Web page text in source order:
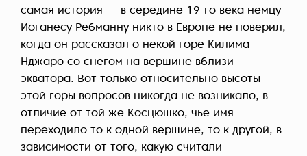
самая история — в середине 19-го века немцу
Иоганесу Ребманну никто в Европе не поверил,
когда он рассказал о некой горе Килима-
Нджаро со снегом на вершине вблизи
экватора. Вот только относительно высоты
этой горы вопросов никогда не возникало, в
отличие от той же Косцюшко, чье имя
переходило то к одной вершине, то к другой, в
зависимости от того, какую считали